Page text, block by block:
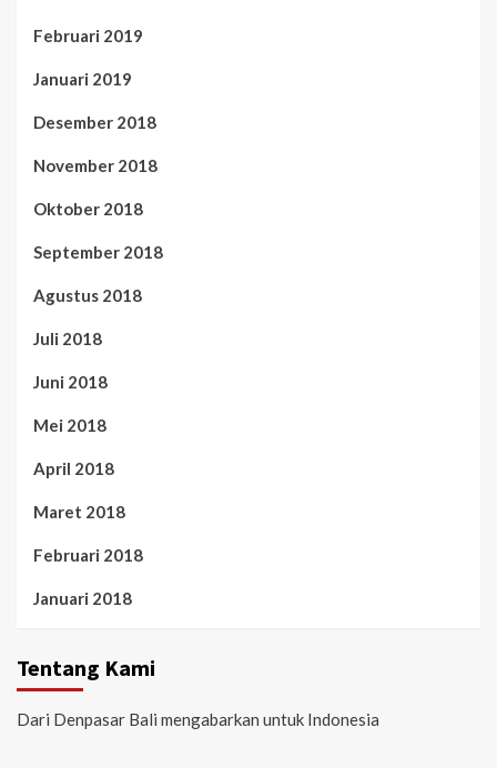
Februari 2019
Januari 2019
Desember 2018
November 2018
Oktober 2018
September 2018
Agustus 2018
Juli 2018
Juni 2018
Mei 2018
April 2018
Maret 2018
Februari 2018
Januari 2018
Tentang Kami
Dari Denpasar Bali mengabarkan untuk Indonesia